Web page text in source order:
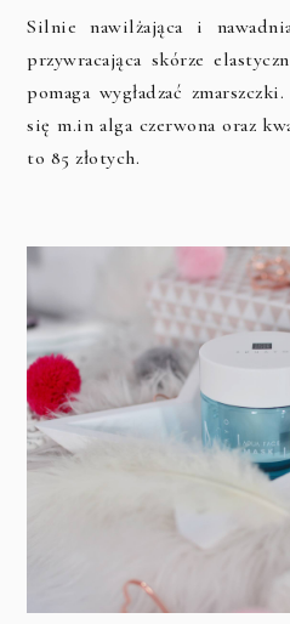
Silnie nawilżająca i
przywracająca skórze
pomaga wygładzać
się m.in alga czerwona oraz
to 85 złotych.